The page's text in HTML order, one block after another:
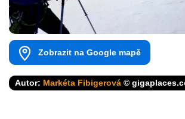
Zobrazit na Google mapě
Autor: Markéta Fibigerová ©